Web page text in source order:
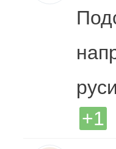
+1